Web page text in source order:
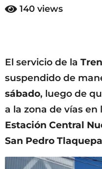
o
140 views
El servicio de la
suspendido de
sábado, luego de
a la zona de vías
Estación Central
San Pedro